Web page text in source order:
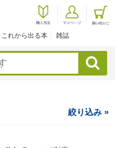
これから出る本 雑誌
検索
絞り込み »